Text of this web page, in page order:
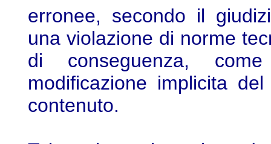
erronee, secondo il
una violazione di norme
di conseguenza,
modificazione implicita
contenuto.